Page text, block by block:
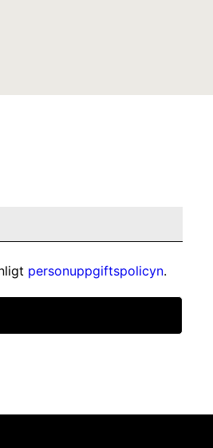
personuppgiftspolicyn.